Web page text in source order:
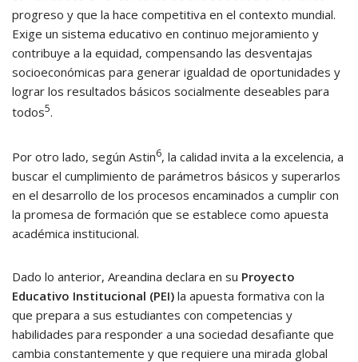
progreso y que la hace competitiva en el contexto mundial.
Exige un sistema educativo en continuo mejoramiento y
contribuye a la equidad, compensando las desventajas
socioeconómicas para generar igualdad de oportunidades y
lograr los resultados básicos socialmente deseables para
todos5.
Por otro lado, según Astin6, la calidad invita a la excelencia, a
buscar el cumplimiento de parámetros básicos y superarlos
en el desarrollo de los procesos encaminados a cumplir con
la promesa de formación que se establece como apuesta
académica institucional.
Dado lo anterior, Areandina declara en su Proyecto
Educativo Institucional (PEI) la apuesta formativa con la
que prepara a sus estudiantes con competencias y
habilidades para responder a una sociedad desafiante que
cambia constantemente y que requiere una mirada global